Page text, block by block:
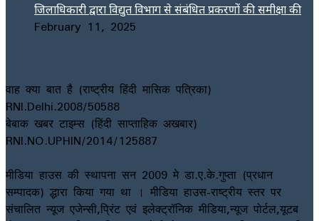
जिलाधिकारी द्वारा विद्युत विभाग से संबंधित प्रकरणों की समीक्षा की
February 11, 2025
वाह क्या बात है (राष्ट्रीय हिंदी मासिक पत्रिका)
RNI.Delhi.2008/50588
बेबाक खबर टाइम्स (हिंदी साप्ताहिक अखबार)
RNI.NO.UPHIN/2014/125887
मीडिया हाउस की स्थापना सन 2009 मे डा.ए.के.गुप्ता (प्रधान
सम्पादक) द्धारा किया गया था । मीडिया हाउस-राष्ट्रीय स्तर पर
संचालित न्यूज एजेन्सी,प्रिंट एवं इलेक्ट्रॉनिक मीडिया,न्यूज पोर्टल,यूटब